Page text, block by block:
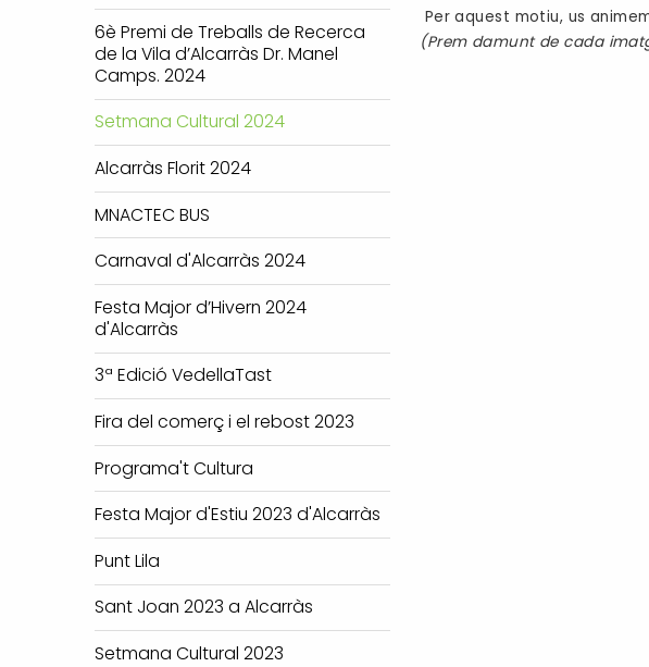
6è Premi de Treballs de Recerca
de la Vila d’Alcarràs Dr. Manel
Camps. 2024
Setmana Cultural 2024
Alcarràs Florit 2024
MNACTEC BUS
Carnaval d'Alcarràs 2024
Festa Major d’Hivern 2024
d'Alcarràs
3ª Edició VedellaTast
Fira del comerç i el rebost 2023
Programa't Cultura
Festa Major d'Estiu 2023 d'Alcarràs
Punt Lila
Sant Joan 2023 a Alcarràs
Setmana Cultural 2023
Per aquest motiu, us
(Prem damunt de cada